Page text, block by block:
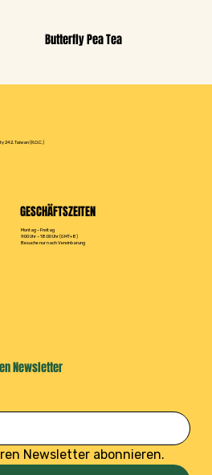
Butterfly Pea Tea
242, Taiwan (R.O.C.)
Montag – Freitag
9:00 Uhr – 18:00 Uhr (GMT+8)
Besuche nur nach Vereinbarung
GESCHÄFTSZEITEN
Newsletter
Newsletter abonnieren.